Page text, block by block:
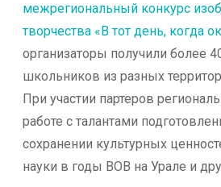
межрегиональный конкурс
творчества «В тот день, когда
организаторы получили более
школьников из разных
При участии партеров
работе с талантами
сохранении культурных
науки в годы ВОВ на Урале и